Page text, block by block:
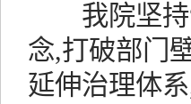
我院坚持“
念,打破部门
延伸治理体